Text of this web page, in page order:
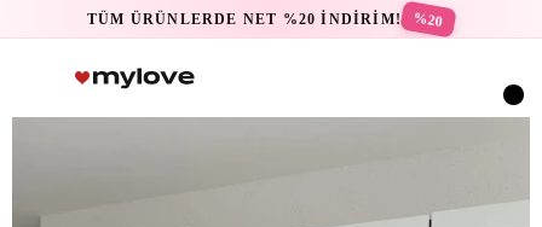
TÜM ÜRÜNLERDE NET %20 İNDİRİM! %20